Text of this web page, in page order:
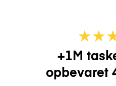
★★
+1M
opbevaret